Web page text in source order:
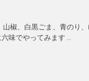
椒、白黒ごま、青のり
味でやってみます …